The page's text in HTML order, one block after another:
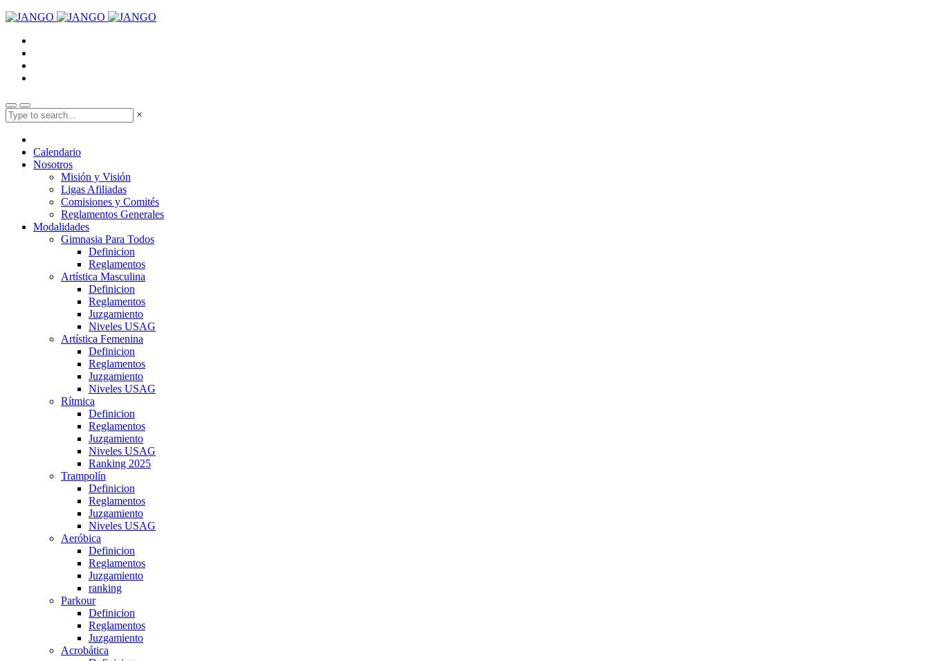
×
Calendario
Nosotros
Misión y Visión
Ligas Afiliadas
Comisiones y Comités
Reglamentos Generales
Modalidades
Gimnasia Para Todos
Definicion
Reglamentos
Artística Masculina
Definicion
Reglamentos
Juzgamiento
Niveles USAG
Artística Femenina
Definicion
Reglamentos
Juzgamiento
Niveles USAG
Rítmica
Definicion
Reglamentos
Juzgamiento
Niveles USAG
Ranking 2025
Trampolín
Definicion
Reglamentos
Juzgamiento
Niveles USAG
Aeróbica
Definicion
Reglamentos
Juzgamiento
ranking
Parkour
Definicion
Reglamentos
Juzgamiento
Acrobática